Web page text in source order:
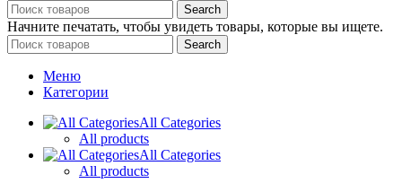
Search
Начните печатать, чтобы увидеть товары, которые вы ищете.
Search
Меню
Категории
All Categories
All products
All Categories
All products